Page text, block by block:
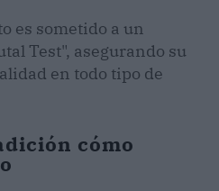
es sometido a un
Test", asegurando su
en todo tipo de
cómo